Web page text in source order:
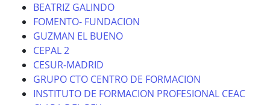
BEATRIZ GALINDO
FOMENTO- FUNDACION
GUZMAN EL BUENO
CEPAL 2
CESUR-MADRID
GRUPO CTO CENTRO DE FORMACION
INSTITUTO DE FORMACION PROFESIONAL CEAC